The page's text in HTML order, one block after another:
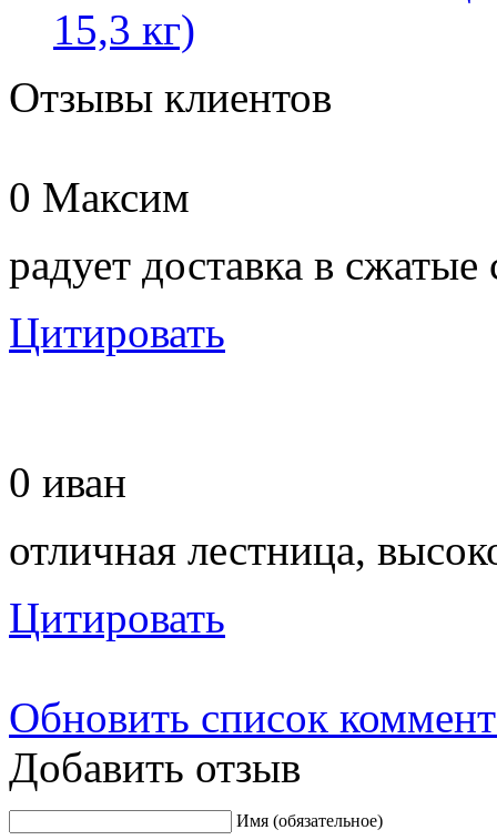
15,3 кг)
Отзывы клиентов
0 Максим
радует доставка в
Цитировать
0 иван
отличная лестница,
Цитировать
Обновить список
Добавить отзыв
Имя (обязательное)